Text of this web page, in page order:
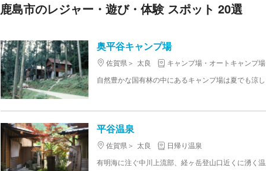
鹿島市のレジャー・遊び・体験 スポット 20選
奥平谷キャンプ場
佐賀県 太良
キャンプ場・オートキャンプ場
平谷温泉
佐賀県 太良
日帰り温泉